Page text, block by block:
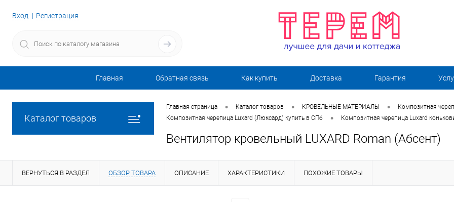
Вход Регистрация
Главная Обратная связь Как купить Доставка Гарантия
Каталог товаров
Главная страница • Каталог товаров • КРОВЕЛЬНЫЕ МАТЕРИАЛЫ • Композитная
Композитная черепица Luxard (Люксард) купить в СПб • Композитная черепица Luxard
Вентилятор кровельный LUXARD Roman (Абсент)
ВЕРНУТЬСЯ В РАЗДЕЛ ОБЗОР ТОВАРА ОПИСАНИЕ ХАРАКТЕРИСТИКИ ПОХОЖИЕ ТОВАРЫ